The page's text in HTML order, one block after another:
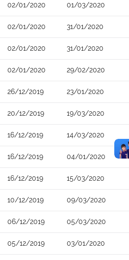
02/01/2020 01/03/2020
02/01/2020 31/01/2020
02/01/2020 31/01/2020
02/01/2020 29/02/2020
26/12/2019 23/01/2020
20/12/2019 19/03/2020
16/12/2019 14/03/2020
16/12/2019 04/01/2020
16/12/2019 15/03/2020
10/12/2019 09/03/2020
06/12/2019 05/03/2020
05/12/2019 03/01/2020